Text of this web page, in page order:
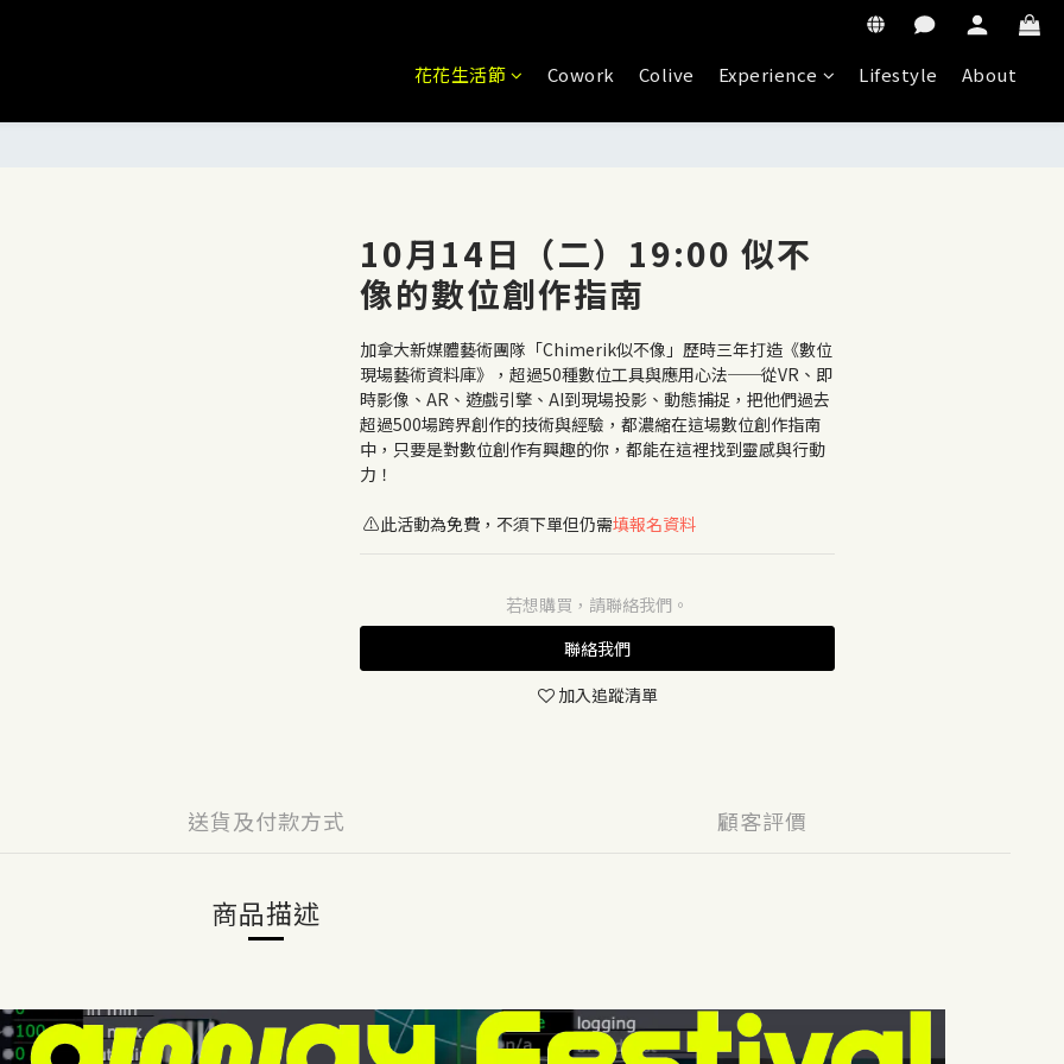
花花生活節 Cowork Colive Experience Lifestyle About
10月14日（二）19:00 似不
像的數位創作指南
加拿大新媒體藝術團隊「Chimerik似不像」歷時三年打造《數位
現場藝術資料庫》，超過50種數位工具與應用心法──從VR、即
時影像、AR、遊戲引擎、AI到現場投影、動態捕捉，把他們過去
超過500場跨界創作的技術與經驗，都濃縮在這場數位創作指南
中，只要是對數位創作有興趣的你，都能在這裡找到靈感與行動
力！
⚠️此活動為免費，不須下單但仍需填報名資料
若想購買，請聯絡我們。
聯絡我們
加入追蹤清單
送貨及付款方式 顧客評價
商品描述